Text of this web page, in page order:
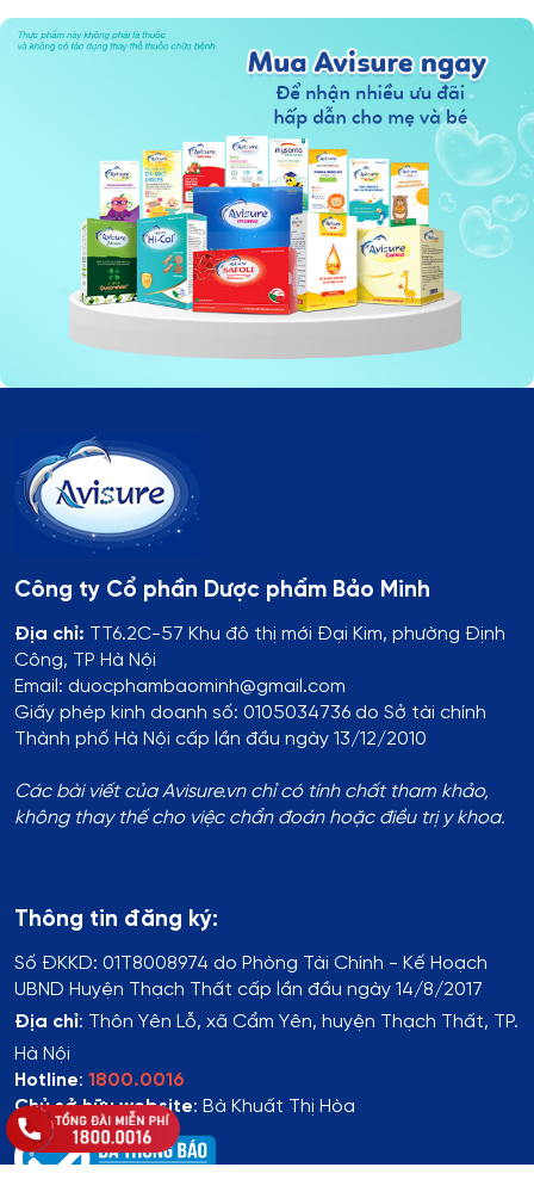
Công ty Cổ phần Dược phẩm Bảo Minh
Địa chỉ: TT6.2C-57 Khu đô thị mới Đại Kim, phường Định
Công, TP Hà Nội
Email: duocphambaominh@gmail.com
Giấy phép kinh doanh số: 0105034736 do Sở tài chính
Thành phố Hà Nội cấp lần đầu ngày 13/12/2010
Các bài viết của Avisure.vn chỉ có tính chất tham khảo,
không thay thế cho việc chẩn đoán hoặc điều trị y khoa.
Thông tin đăng ký:
Số ĐKKD: 01T8008974 do Phòng Tài Chính - Kế Hoạch
UBND Huyện Thạch Thất cấp lần đầu ngày 14/8/2017
Địa chỉ: Thôn Yên Lỗ, xã Cẩm Yên, huyện Thạch Thất, TP.
Hà Nội
Hotline: 1800.0016
Chủ sở hữu website: Bà Khuất Thị Hòa